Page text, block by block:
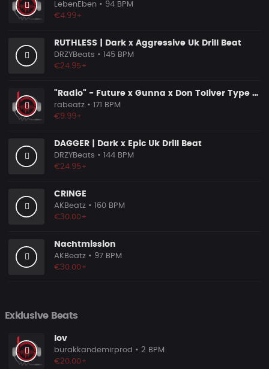
LebenEben • 94 BPM
€4.99+
RUTHLESS | Dark x Aggressive Uk Drill Beat
DRZYBeats • 145 BPM
€24.95+
"Radio" - Future x Gunna x Don Toliver Type Beat 2026 | Melodic Trap | 171 bpm
rabeatz • 171 BPM
€9.99+
DAGGER | Dark x Epic Uk Drill Beat
DRZYBeats • 144 BPM
€24.95+
CRINGE
AKBeatz • 160 BPM
€30.00+
Nachtmission
AKBeatz • 97 BPM
€30.00+
Exklusive Beats
lov
burakkandemirprod • 2 BPM
€20.00+